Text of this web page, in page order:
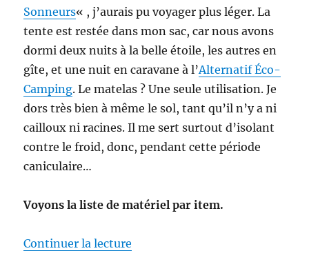
Sonneurs« , j’aurais pu voyager plus léger. La
tente est restée dans mon sac, car nous avons
dormi deux nuits à la belle étoile, les autres en
gîte, et une nuit en caravane à l’Alternatif Éco-
Camping. Le matelas ? Une seule utilisation. Je
dors très bien à même le sol, tant qu’il n’y a ni
cailloux ni racines. Il me sert surtout d’isolant
contre le froid, donc, pendant cette période
caniculaire…
Voyons la liste de matériel par item.
Continuer la lecture